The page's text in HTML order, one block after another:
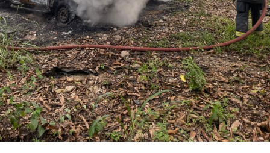
policías municipales, la sentencia dada a conocer
corresponde únicamente a seis de ellos. Hasta el
momento, las autoridades no han informado la situación
jurídica del séptimo implicado.
El caso evidenció presuntas irregularidades dentro de la
corporación policiaca y motivó la intervención de
autoridades estatales y federales, en un contexto de
reforzamiento de las investigaciones contra servidores
públicos relacionados con actividades ilícitas en la